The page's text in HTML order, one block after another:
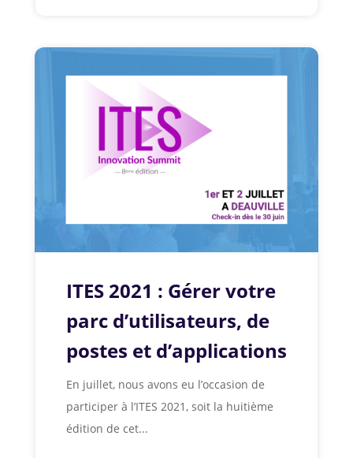
ITES 2021 : Gérer votre
parc d’utilisateurs, de
postes et d’applications
En juillet, nous avons eu l’occasion de
participer à l’ITES 2021, soit la huitième
édition de cet...